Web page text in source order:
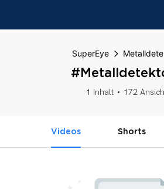
SuperEye
1 Inhalt 172
Videos Shorts